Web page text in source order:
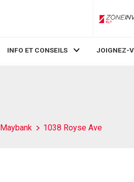
INFO ET CONSEILS JOIGNEZ-
Maybank 1038 Royse Ave